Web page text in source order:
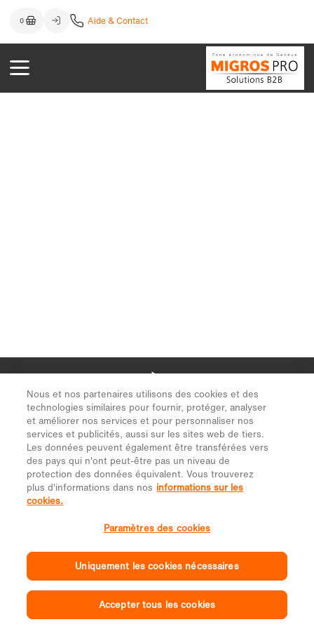
Nous et nos partenaires utilisons des cookies et des
technologies similaires pour fournir, protéger, analyser
et améliorer nos services et pour personnaliser nos
services et publicités, aussi sur les sites web de tiers.
Les données peuvent également être transférées vers
des pays qui n'ont peut-être pas un niveau de
protection des données équivalent. Vous trouverez
plus d'informations dans nos informations sur les
cookies.
Paramètres des cookies
Uniquement les cookies nécessaires
Accepter tous les cookies